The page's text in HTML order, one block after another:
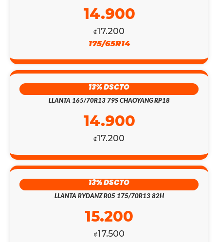
₡17.200
14.900
175/65R14
13% DSCTO
LLANTA 165/70R13 79S CHAOYANG RP18
₡17.200
14.900
13% DSCTO
LLANTA RYDANZ R05 175/70R13 82H
₡17.500
15.200